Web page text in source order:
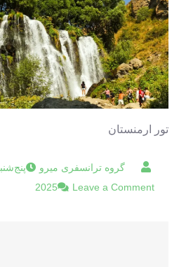
تور ارمنستان
2025
Leave a Comment